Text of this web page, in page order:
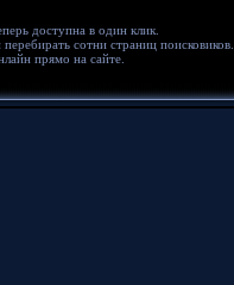
доступна в один клик.
сотни страниц поисковиков.
прямо на сайте.